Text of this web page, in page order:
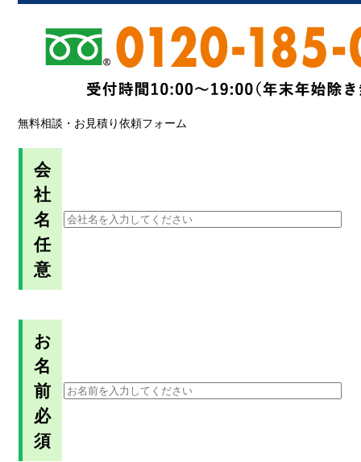
無料相談・お見積り依頼フォーム
会
社
名
任
意
お
名
前
必
須